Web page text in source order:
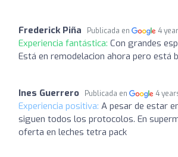
Frederick Piña Publicada en 4
Experiencia fantástica: Con grandes
Está en remodelacion ahora pero está
Ines Guerrero Publicada en 4
Experiencia positiva: A pesar de estar
siguen todos los protocolos. En
oferta en leches tetra pack